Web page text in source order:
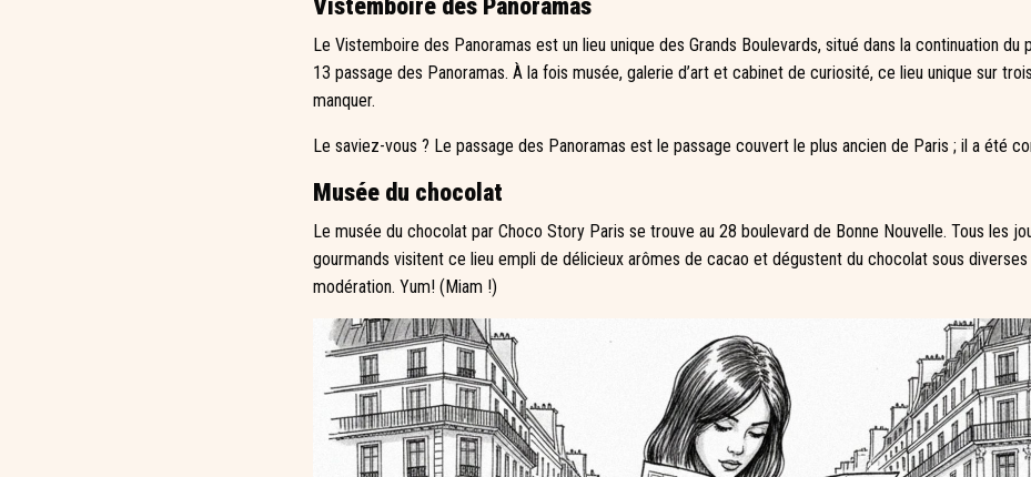
Vistemboire des Panoramas
Le Vistemboire des Panoramas est un lieu unique des Grands Boulevards, situé dans la continuation du
13 passage des Panoramas. À la fois musée, galerie d’art et cabinet de curiosité, ce lieu unique sur
manquer.
Le saviez-vous ? Le passage des Panoramas est le passage couvert le plus ancien de Paris ; il a été
Musée du chocolat
Le musée du chocolat par Choco Story Paris se trouve au 28 boulevard de Bonne Nouvelle. Tous les
gourmands visitent ce lieu empli de délicieux arômes de cacao et dégustent du chocolat sous
modération. Yum! (Miam !)